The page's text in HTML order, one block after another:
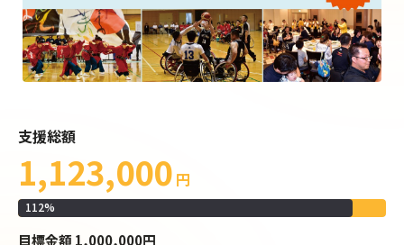
支援総額
1,123,000 円
112%
目標金額 1,000,000円